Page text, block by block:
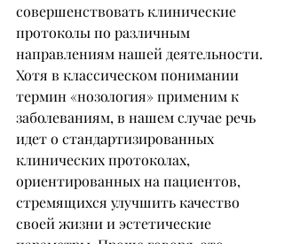
совершенствовать клинические
протоколы по различным
направлениям нашей деятельности.
Хотя в классическом понимании
термин «нозология» применим к
заболеваниям, в нашем случае речь
идет о стандартизированных
клинических протоколах,
ориентированных на пациентов,
стремящихся улучшить качество
своей жизни и эстетические